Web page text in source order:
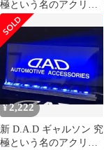
極という名のアクリル
プレート ピンクに光る
LED
¥2,222
新 D.A.D ギャルソン 究
極という名のアクリル